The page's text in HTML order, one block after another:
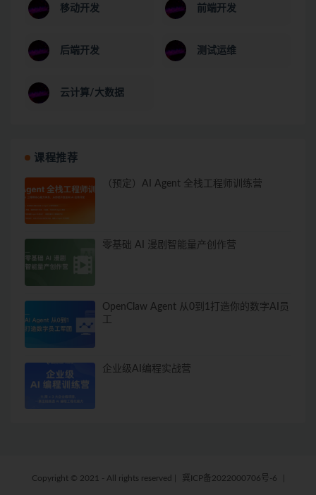
移动开发 前端开发
后端开发 测试运维
云计算/大数据
课程推荐
（预定）AI Agent 全栈工程师训练营
零基础 AI 漫剧智能量产创作营
OpenClaw Agent 从0到1打造你的数字AI员
工
企业级AI编程实战营
Copyright © 2021 - All rights reserved 冀ICP备2022000706号-6